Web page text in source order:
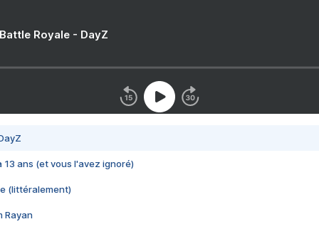
Royale - DayZ
13 ans (et vous l'avez ignoré)
(littéralement)
Rayan